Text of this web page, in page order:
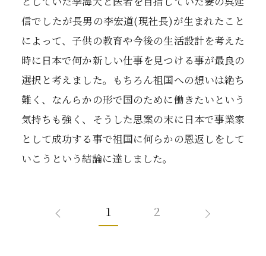
信でしたが長男の李宏道(現社長)が生まれたこと
によって、子供の教育や今後の生活設計を考えた
時に日本で何か新しい仕事を見つける事が最良の
選択と考えました。もちろん祖国への想いは絶ち
難く、なんらかの形で国のために働きたいという
気持ちも強く、そうした思案の末に日本で事業家
として成功する事で祖国に何らかの恩返しをして
いこうという結論に達しました。
1 2